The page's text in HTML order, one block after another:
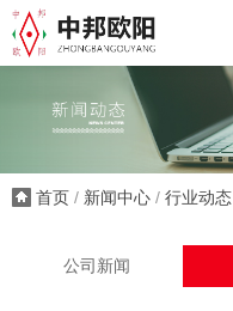
首页 / 新闻中心 / 行业动态
公司新闻